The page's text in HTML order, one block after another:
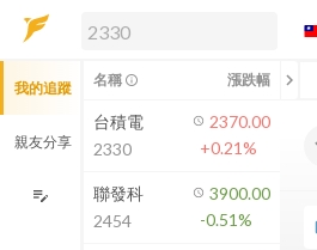
解鎖即時行情及進階功能
方案」，即可解鎖以下功能：
即時行情
即時市況與排行
成交金額熱力圖
前往方案訂閱
我的追蹤
親友分享
edit_note
名稱 info_outline 漲跌幅 chevron_left
台積電
2330
2370.00
+0.21%
聯發科
2454
3900.00
-0.51%